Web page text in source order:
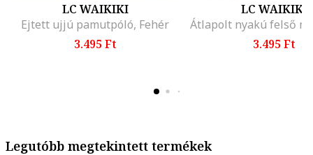
LC WAIKIKI
Ejtett ujjú pamutpóló, Fehér
3.495 Ft
LC WAIKIKI
3.495 Ft
Legutóbb megtekintett termékek